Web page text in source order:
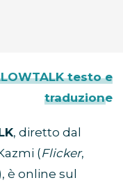
testo e
traduzione
, diretto dal
(Flicker,
è online sul